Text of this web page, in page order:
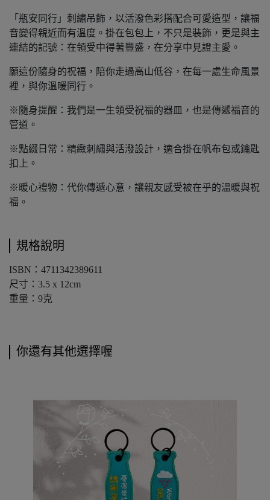
「瓶安同行」刺繡吊飾，以活潑色彩搭配合可愛造型，讓福
音變得親近而有溫度。掛在包包上，不只是裝飾，更是與主
連結的記號：在領受中得著豐盛，在分享中見證主愛。
願這份隨身的祝福，陪你走過高山低谷，在每一處生命風景
裡，與你溫暖同行。
※隨身提醒：我們是一生領受祝福的器皿，也是傳遞福音的
管道。
※點綴日常：精緻刺繡與活潑設計，適合掛在帆布包或鑰匙
扣上。
※暖心禮物：代你傳遞心意，讓親友感受被在乎的溫暖與祝
福。
規格說明
ISBN：4711342389611
尺寸：3.5 x 12cm
重量：9克
你還有其他選擇喔